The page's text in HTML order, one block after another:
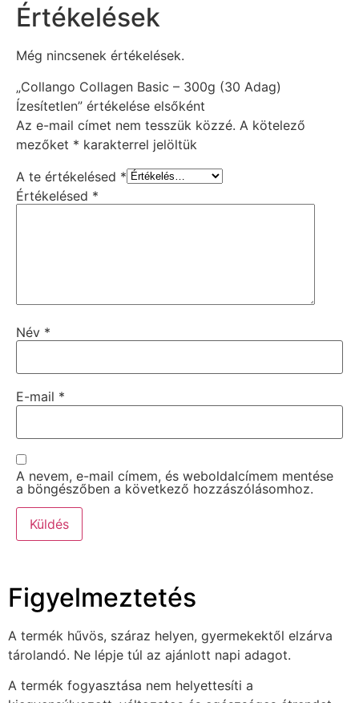
Értékelések
Még nincsenek értékelések.
„Collango Collagen Basic – 300g (30 Adag)
Ízesítetlen” értékelése elsőként
Az e-mail címet nem tesszük közzé. A kötelező
mezőket * karakterrel jelöltük
A te értékelésed *
Értékelésed *
Név *
E-mail *
A nevem, e-mail címem, és weboldalcímem mentése
a böngészőben a következő hozzászólásomhoz.
Figyelmeztetés
A termék hűvös, száraz helyen, gyermekektől elzárva
tárolandó. Ne lépje túl az ajánlott napi adagot.
A termék fogyasztása nem helyettesíti a